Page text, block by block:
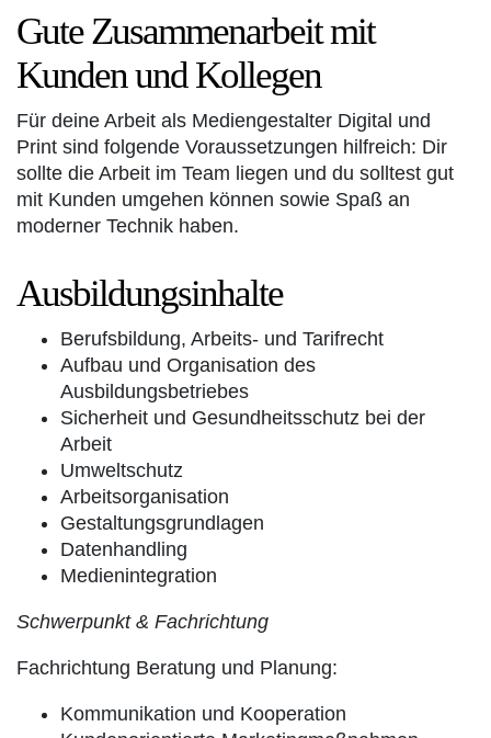
Gute Zusammenarbeit mit
Kunden und Kollegen
Für deine Arbeit als Mediengestalter Digital und
Print sind folgende Voraussetzungen hilfreich: Dir
sollte die Arbeit im Team liegen und du solltest gut
mit Kunden umgehen können sowie Spaß an
moderner Technik haben.
Ausbildungsinhalte
Berufsbildung, Arbeits- und Tarifrecht
Aufbau und Organisation des
Ausbildungsbetriebes
Sicherheit und Gesundheitsschutz bei der
Arbeit
Umweltschutz
Arbeitsorganisation
Gestaltungsgrundlagen
Datenhandling
Medienintegration
Schwerpunkt & Fachrichtung
Fachrichtung Beratung und Planung:
Kommunikation und Kooperation